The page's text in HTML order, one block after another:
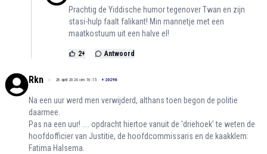
Prachtig de Yiddische humor tegenover Twan en zijn
stasi-hulp faalt falikant! Min mannetje met een
maatkostuum uit een halve el!
2+ Antwoord
Rkn 28 april 2024 om 16:15 + 20296
Na een uur werd men verwijderd, althans toen begon de politie
daarmee.
Pas na een uur! .... opdracht hiertoe vanuit de 'driehoek' te weten de
hoofdofficier van Justitie, de hoofdcommissaris en de kaakklem:
Fatima Halsema.